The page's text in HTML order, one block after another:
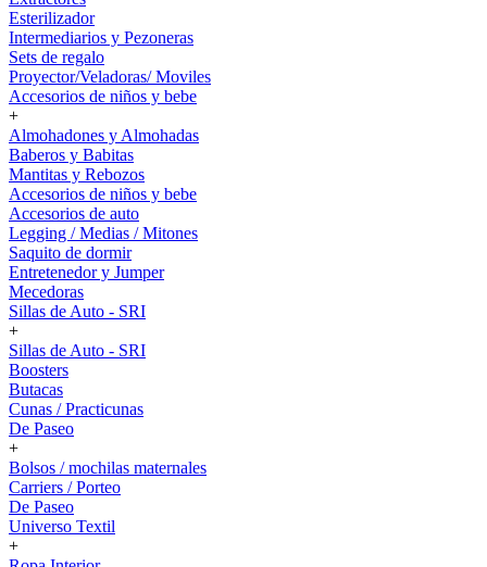
Esterilizador
Intermediarios y Pezoneras
Sets de regalo
Proyector/Veladoras/ Moviles
Accesorios de niños y bebe
+
Almohadones y Almohadas
Baberos y Babitas
Mantitas y Rebozos
Accesorios de niños y bebe
Accesorios de auto
Legging / Medias / Mitones
Saquito de dormir
Entretenedor y Jumper
Mecedoras
Sillas de Auto - SRI
+
Sillas de Auto - SRI
Boosters
Butacas
Cunas / Practicunas
De Paseo
+
Bolsos / mochilas maternales
Carriers / Porteo
De Paseo
Universo Textil
+